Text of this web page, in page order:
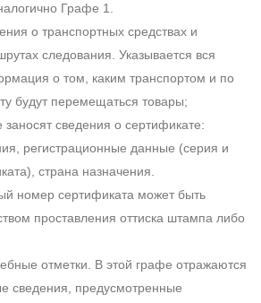
Графе 1.
о транспортных средствах и
следования. Указывается вся
о том, каким транспортом и по
будут перемещаться товары;
сведения о сертификате:
регистрационные данные (серия и
страна назначения.
номер сертификата может быть
проставления оттиска штампа либо
отметки. В этой графе отражаются
сведения, предусмотренные